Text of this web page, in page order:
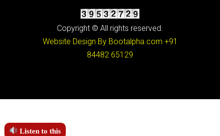
Copyright © All rights reserved.
Website Design By Bootalpha.com +91
84482 65129
Listen to this